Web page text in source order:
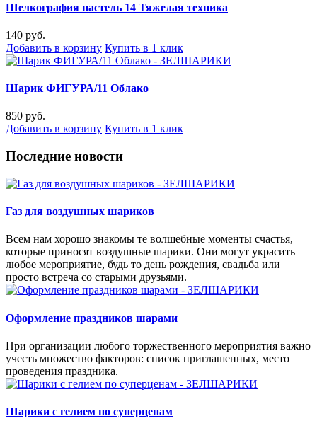
Шелкография пастель 14 Тяжелая техника
140 руб.
Добавить в корзину Купить в 1 клик
Шарик ФИГУРА/11 Облако
850 руб.
Добавить в корзину Купить в 1 клик
Последние новости
Газ для воздушных шариков
Всем нам хорошо знакомы те волшебные моменты счастья,
которые приносят воздушные шарики. Они могут украсить
любое мероприятие, будь то день рождения, свадьба или
просто встреча со старыми друзьями.
Оформление праздников шарами
При организации любого торжественного мероприятия важно
учесть множество факторов: список приглашенных, место
проведения праздника.
Шарики с гелием по суперценам